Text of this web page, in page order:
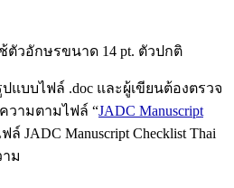
วอักษรขนาด 14 pt. ตัวปกติ
บไฟล์ .doc และผู้เขียนต้องตรวจ
วามตามไฟล์ “JADC Manuscript
JADC Manuscript Checklist Thai
ม